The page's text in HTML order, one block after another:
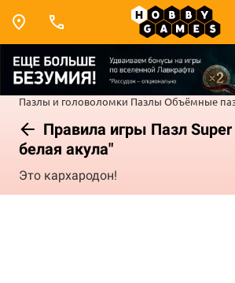
Пазлы и головоломки Пазлы Объёмные
Правила игры Пазл
белая акула"
Это кархародон!